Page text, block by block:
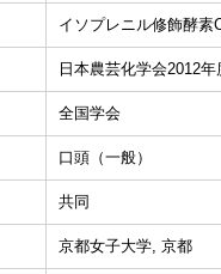
イソプレニル修飾酵素
日本農芸化学会2012
全国学会
口頭（一般）
共同
京都女子大学, 京都